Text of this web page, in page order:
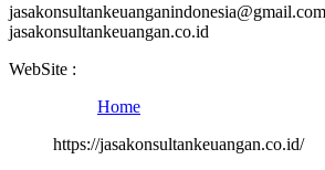
jasakonsultankeuanganindonesia@gmail.com
jasakonsultankeuangan.co.id
WebSite :
Home
https://jasakonsultankeuangan.co.id/